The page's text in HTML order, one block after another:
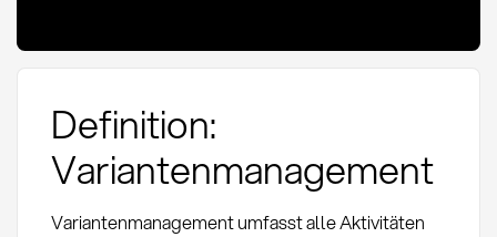
Definition:
Variantenmanagement
Variantenmanagement umfasst alle Aktivitäten